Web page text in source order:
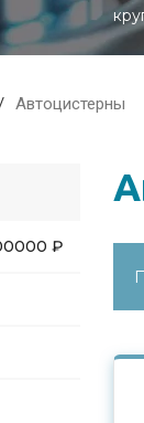
Автоцистерны
₽